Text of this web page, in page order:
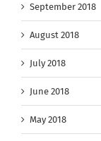
September 2018
August 2018
July 2018
June 2018
May 2018